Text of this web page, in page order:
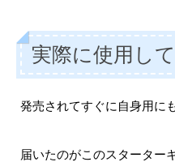
実際に使用し
発売されてすぐに自身用に
届いたのがこのスターター